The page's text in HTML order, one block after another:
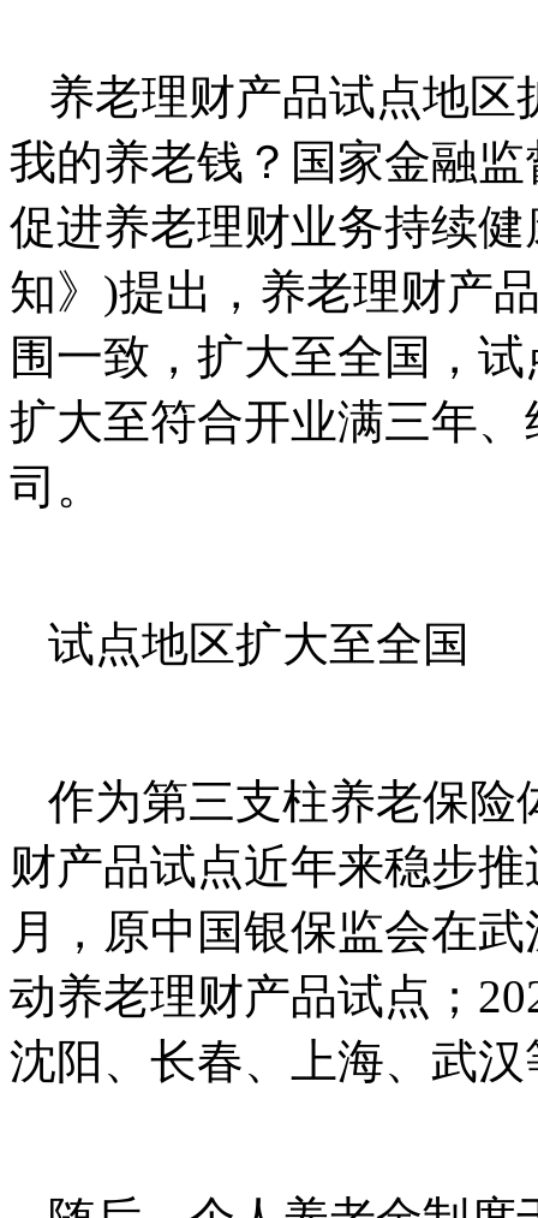
养老理财产品试点地
我的养老钱？国家金融
促进养老理财业务持续
知》)提出，养老理财产
围一致，扩大至全国，
扩大至符合开业满三年
司。
试点地区扩大至全国
作为第三支柱养老保险
财产品试点近年来稳步
月，原中国银保监会在
动养老理财产品试点；
沈阳、长春、上海、武